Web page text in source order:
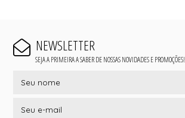
NEWSLETTER
SEJA A PRIMEIRA A SABER DE NOSSAS NOVIDADES E PROMOÇÕES!